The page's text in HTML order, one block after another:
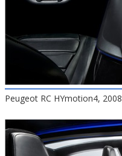
Peugeot RC HYmotion4, 2008